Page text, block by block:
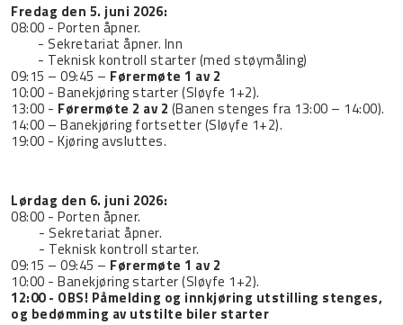
Fredag den 5. juni 2026:
08:00 - Porten åpner.
- Sekretariat åpner. Inn
- Teknisk kontroll starter (med støymåling)
09:15 – 09:45 – Førermøte 1 av 2
10:00 - Banekjøring starter (Sløyfe 1+2).
13:00 - Førermøte 2 av 2 (Banen stenges fra 13:00 – 14:00).
14:00 – Banekjøring fortsetter (Sløyfe 1+2).
19:00 - Kjøring avsluttes.
Lørdag den 6. juni 2026:
08:00 - Porten åpner.
- Sekretariat åpner.
- Teknisk kontroll starter.
09:15 – 09:45 – Førermøte 1 av 2
10:00 - Banekjøring starter (Sløyfe 1+2).
12:00 - OBS! Påmelding og innkjøring utstilling stenges,
og bedømming av utstilte biler starter